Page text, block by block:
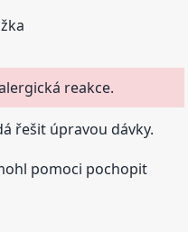
reakce.
řešit úpravou dávky.
pomoci pochopit